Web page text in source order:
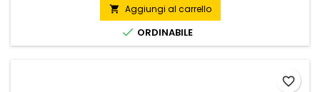
 Aggiungi al carrello
 ORDINABILE
favorite_border